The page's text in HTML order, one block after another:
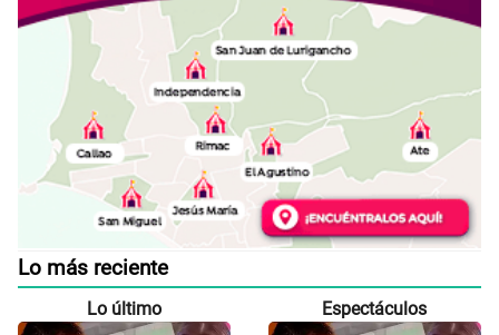
Lo más reciente
Lo último Espectáculos